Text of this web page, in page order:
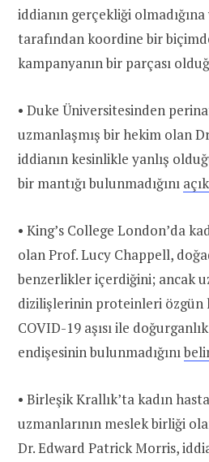
iddianın gerçekliği olmadığına
tarafından koordine bir
kampanyanın bir parçası
• Duke Üniversitesinden
uzmanlaşmış bir hekim olan
iddianın kesinlikle yanlış
bir mantığı bulunmadığını
• King’s College London’da
olan Prof. Lucy Chappell,
benzerlikler içerdiğini; ancak
dizilişlerinin proteinleri özgün
COVID-19 aşısı ile
endişesinin bulunmadığını
• Birleşik Krallık’ta kadın
uzmanlarının meslek birliği
Dr. Edward Patrick Morris,